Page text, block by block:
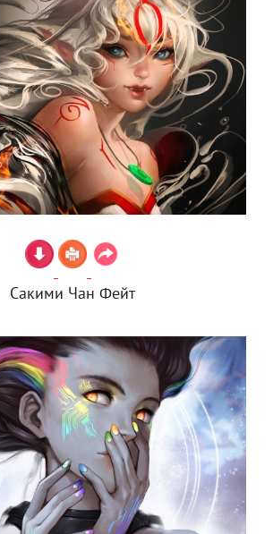
Сакими Чан Фейт